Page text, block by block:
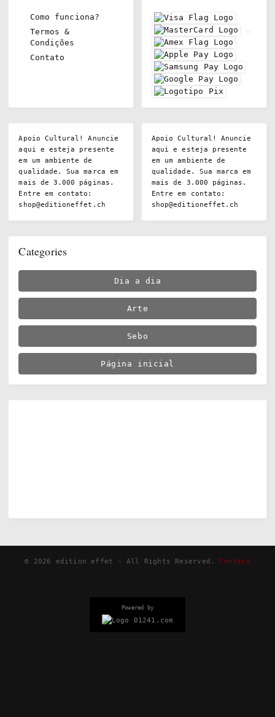
Como funciona?
Termos &
Condições
Contato
Apoio Cultural! Anuncie
aqui e esteja presente
em um ambiente de
qualidade. Sua marca em
mais de 3.000 páginas.
Entre em contato:
shop@editioneffet.ch
Apoio Cultural! Anuncie
aqui e esteja presente
em um ambiente de
qualidade. Sua marca em
mais de 3.000 páginas.
Entre em contato:
shop@editioneffet.ch
Categories
Dia a dia
Arte
Sebo
Página inicial
© 2026 edition effet - All Rights Reserved. Contato
Powered by